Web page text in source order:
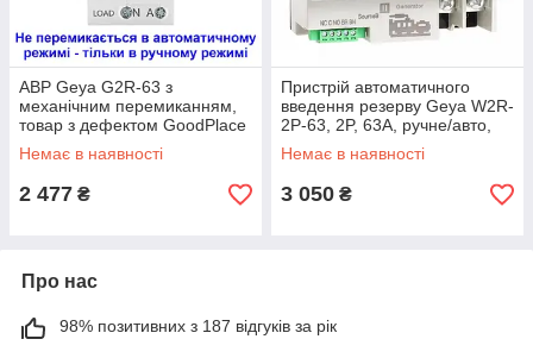
АВР Geya G2R-63 з
механічним перемиканням,
товар з дефектом GoodPlace
-worry-free-shopping-
Немає в наявності
2 477 ₴
Пристрій автоматичного
введення резерву Geya W2R-
2P-63, 2P, 63А, ручне/авто,
DIN монтаж GoodPlace -
worry-free-shopping-
Немає в наявності
3 050 ₴
Про нас
98% позитивних з 187 відгуків за рік